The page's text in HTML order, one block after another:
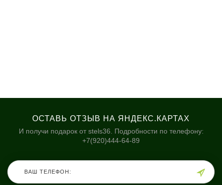
ОСТАВЬ ОТЗЫВ НА ЯНДЕКС.КАРТАХ
И получи подарок от stels36. Подробности по телефону:
+7(920)444-64-89